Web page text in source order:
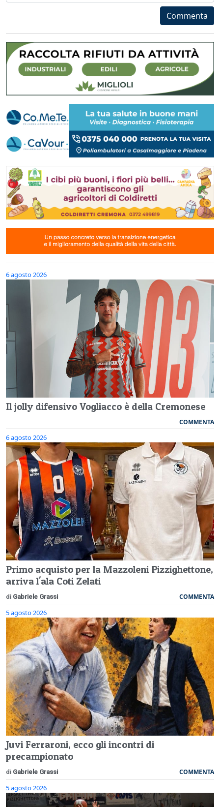
Commenta
6 agosto 2026
Il jolly difensivo Vogliacco è della Cremonese
COMMENTA
6 agosto 2026
Primo acquisto per la Mazzoleni Pizzighettone,
arriva l'ala Coti Zelati
di Gabriele Grassi COMMENTA
5 agosto 2026
Juvi Ferraroni, ecco gli incontri di
precampionato
di Gabriele Grassi COMMENTA
5 agosto 2026